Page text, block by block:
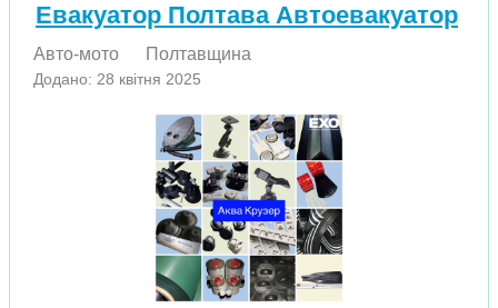
Евакуатор Полтава Автоевакуатор
Авто-мото Полтавщина
Додано: 28 квітня 2025